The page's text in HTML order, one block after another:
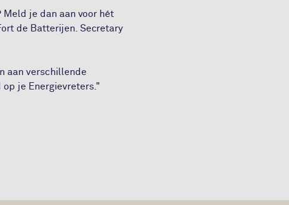
je dan aan voor hét
de Batterijen. Secretary
aan verschillende
je Energievreters."